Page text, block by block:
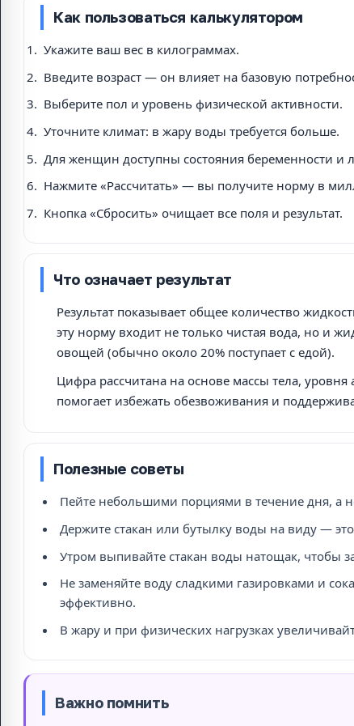
Как пользоваться калькулятором
Укажите ваш вес в килограммах.
Введите возраст — он влияет на базовую
Выберите пол и уровень физической активности.
Уточните климат: в жару воды требуется больше.
Для женщин доступны состояния беременности и
Нажмите «Рассчитать» — вы получите норму в
Кнопка «Сбросить» очищает все поля и результат.
Что означает результат
Результат показывает общее количество
эту норму входит не только чистая вода, но и
овощей (обычно около 20% поступает с едой).
Цифра рассчитана на основе массы тела,
помогает избежать обезвоживания и
Полезные советы
Пейте небольшими порциями в течение дня, а
Держите стакан или бутылку воды на виду —
Утром выпивайте стакан воды натощак, чтобы
Не заменяйте воду сладкими газировками и
эффективно.
В жару и при физических нагрузках
Важно помнить